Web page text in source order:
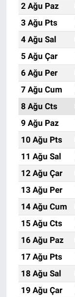
2 Ağu Paz
3 Ağu Pts
4 Ağu Sal
5 Ağu Çar
6 Ağu Per
7 Ağu Cum
8 Ağu Cts
9 Ağu Paz
10 Ağu Pts
11 Ağu Sal
12 Ağu Çar
13 Ağu Per
14 Ağu Cum
15 Ağu Cts
16 Ağu Paz
17 Ağu Pts
18 Ağu Sal
19 Ağu Çar